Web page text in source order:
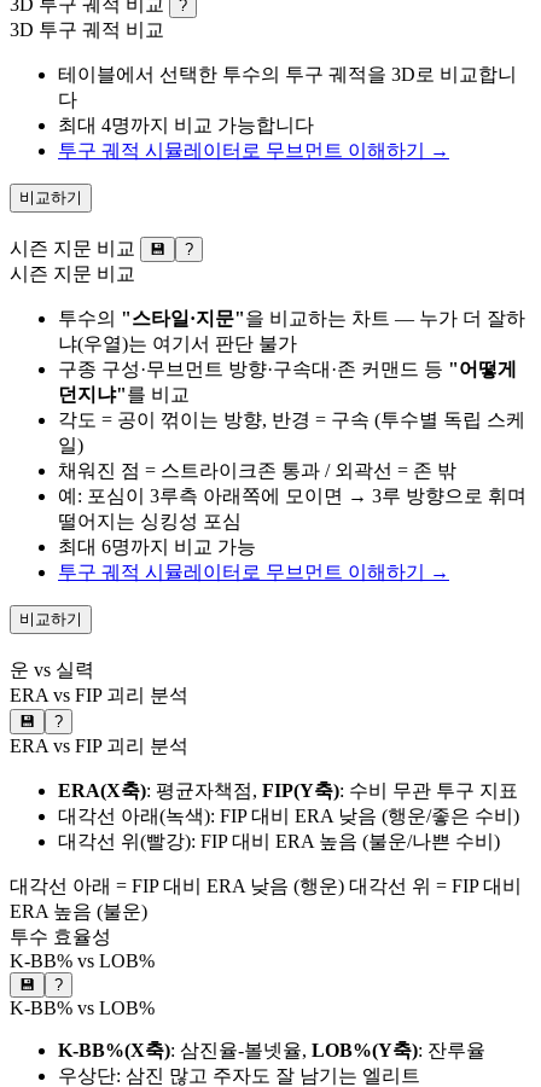
3D 투구 궤적 비교 ?
3D 투구 궤적 비교
테이블에서 선택한 투수의 투구 궤적을 3D로 비교합니
다
최대 4명까지 비교 가능합니다
투구 궤적 시뮬레이터로 무브먼트 이해하기 →
비교하기
시즌 지문 비교 💾 ?
시즌 지문 비교
투수의 "스타일·지문"을 비교하는 차트 — 누가 더 잘하
냐(우열)는 여기서 판단 불가
구종 구성·무브먼트 방향·구속대·존 커맨드 등 "어떻게
던지냐"를 비교
각도 = 공이 꺾이는 방향, 반경 = 구속 (투수별 독립 스케
일)
채워진 점 = 스트라이크존 통과 / 외곽선 = 존 밖
예: 포심이 3루측 아래쪽에 모이면 → 3루 방향으로 휘며
떨어지는 싱킹성 포심
최대 6명까지 비교 가능
투구 궤적 시뮬레이터로 무브먼트 이해하기 →
비교하기
운 vs 실력
ERA vs FIP 괴리 분석
💾 ?
ERA vs FIP 괴리 분석
ERA(X축): 평균자책점, FIP(Y축): 수비 무관 투구 지표
대각선 아래(녹색): FIP 대비 ERA 낮음 (행운/좋은 수비)
대각선 위(빨강): FIP 대비 ERA 높음 (불운/나쁜 수비)
대각선 아래 = FIP 대비 ERA 낮음 (행운) 대각선 위 = FIP 대비
ERA 높음 (불운)
투수 효율성
K-BB% vs LOB%
💾 ?
K-BB% vs LOB%
K-BB%(X축): 삼진율-볼넷율, LOB%(Y축): 잔루율
우상단: 삼진 많고 주자도 잘 남기는 엘리트